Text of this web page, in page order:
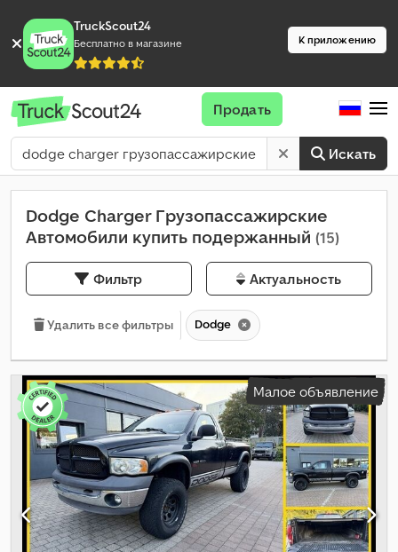
TruckScout24
Бесплатно в магазине К приложению
Искать
Продать
Dodge Charger Грузопассажирские
Автомобили купить подержанный (15)
Фильтр Актуальность
Удалить все фильтры Dodge
Малое объявление